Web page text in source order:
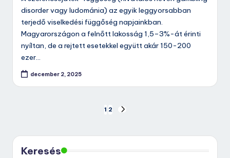
disorder vagy ludománia) az egyik leggyorsabban
terjedő viselkedési függőség napjainkban.
Magyarországon a felnőtt lakosság 1,5–3%-át érinti
nyíltan, de a rejtett esetekkel együtt akár 150-200
ezer…
december 2, 2025
Bejegyzések
lapozása
1 2
Keresés